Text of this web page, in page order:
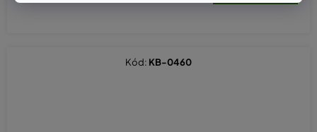
Kód: KB-0460